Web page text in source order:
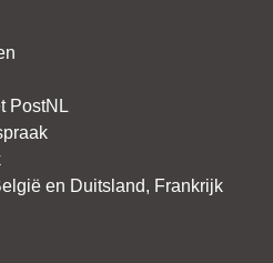
PostNL
en Duitsland, Frankrijk